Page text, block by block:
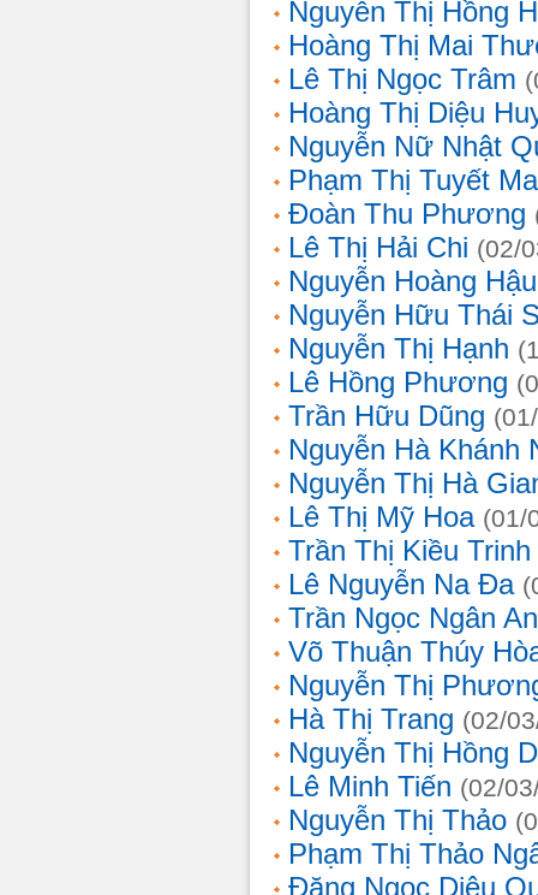
Nguyễn Thị Hồng
Hoàng Thị Mai
Lê Thị Ngọc Trâm
Hoàng Thị Diệu
Nguyễn Nữ Nhật
Phạm Thị Tuyết
Đoàn Thu Phương
Lê Thị Hải Chi (02/
Nguyễn Hoàng Hậu
Nguyễn Hữu Thái
Nguyễn Thị Hạnh
Lê Hồng Phương
Trần Hữu Dũng
Nguyễn Hà Khánh
Nguyễn Thị Hà
Lê Thị Mỹ Hoa (01/
Trần Thị Kiều Trinh
Lê Nguyễn Na Đa
Trần Ngọc Ngân
Võ Thuận Thúy
Nguyễn Thị
Hà Thị Trang (02/
Nguyễn Thị Hồng
Lê Minh Tiến (02/
Nguyễn Thị Thảo
Phạm Thị Thảo
Đặng Ngọc Diệu